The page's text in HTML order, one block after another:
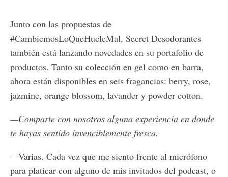
Junto con las propuestas de
#CambiemosLoQueHueleMal, Secret Desodorantes
también está lanzando novedades en su portafolio de
productos. Tanto su colección en gel como en barra,
ahora están disponibles en seis fragancias: berry, rose,
jazmine, orange blossom, lavander y powder cotton.
—Comparte con nosotros alguna experiencia en donde
te hayas sentido invenciblemente fresca.
—Varias. Cada vez que me siento frente al micrófono
para platicar con alguno de mis invitados del podcast, o